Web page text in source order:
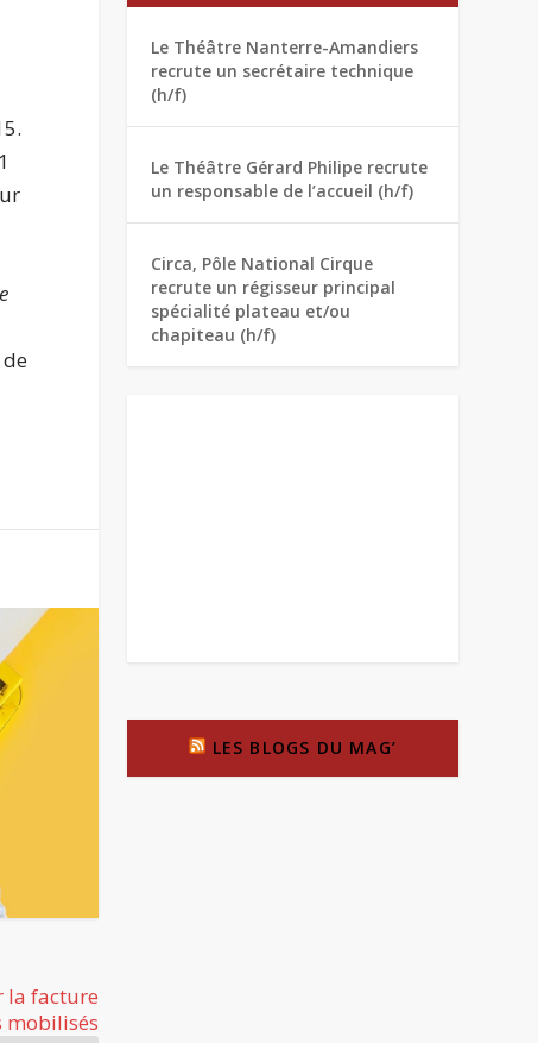
la facture
mobilisés
Le Théâtre Nanterre-Amandiers
recrute un secrétaire technique
(h/f)
Le Théâtre Gérard Philipe recrute
un responsable de l’accueil (h/f)
Circa, Pôle National Cirque
recrute un régisseur principal
spécialité plateau et/ou
chapiteau (h/f)
LES BLOGS DU MAG’